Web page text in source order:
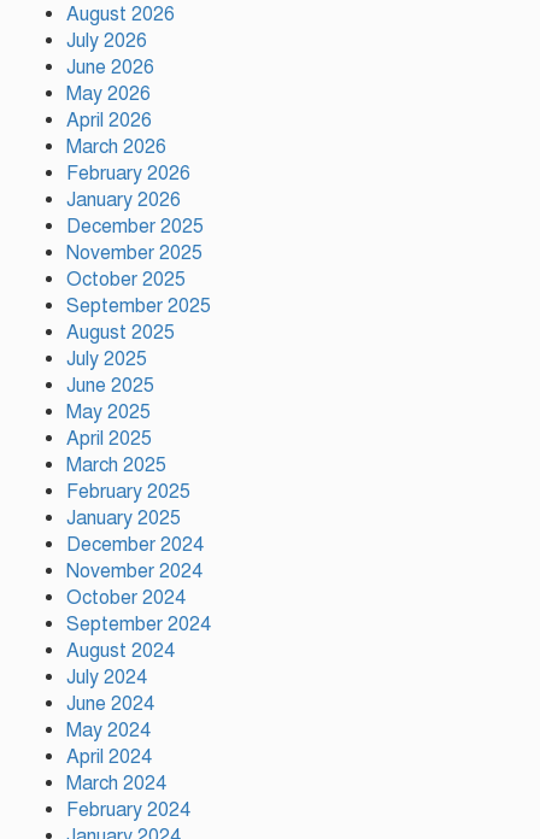
জমিয়ত
দুর্গাপূজায় আসছে সালমার নতুন গান,
রেকর্ড সম্পন্ন
August 2026
July 2026
June 2026
May 2026
April 2026
March 2026
February 2026
January 2026
December 2025
November 2025
October 2025
September 2025
August 2025
July 2025
June 2025
May 2025
April 2025
March 2025
February 2025
January 2025
December 2024
November 2024
October 2024
September 2024
August 2024
July 2024
June 2024
May 2024
April 2024
March 2024
February 2024